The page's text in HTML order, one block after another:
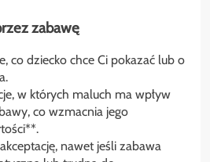
zabawę
co dziecko chce Ci pokazać lub o
w których maluch ma wpływ
co wzmacnia jego
nawet jeśli zabawa